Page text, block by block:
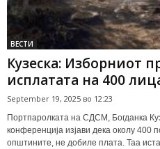
ВЕСТИ
Кузеска: Изборниот
исплатата на 400
September 19, 2025 во 12:23
Портпаролката на СДСМ, Богданка
конференција изјави дека околу 400
општините, не добиле плата. Таа